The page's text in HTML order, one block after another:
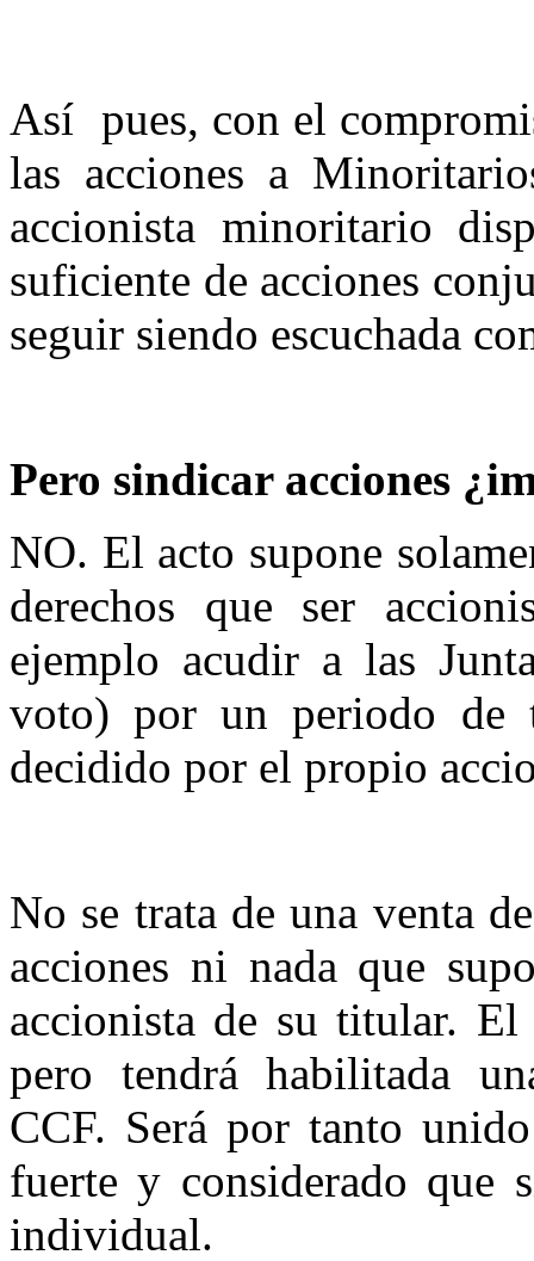
Así pues, con el
las acciones a
accionista minoritario
suficiente de acciones
seguir siendo escuchada
Pero sindicar acciones
NO. El acto supone
derechos que ser
ejemplo acudir a las
voto) por un periodo de
decidido por el propio
No se trata de una venta
acciones ni nada que
accionista de su titular.
pero tendrá habilitada
CCF. Será por tanto
fuerte y considerado que
individual.